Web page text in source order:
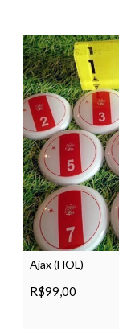
Ajax (HOL)
R$99,00